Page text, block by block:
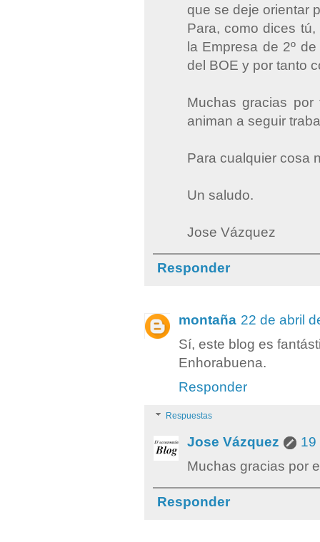
que se deje orientar
Para, como dices
la Empresa de 2º
del BOE y por tanto
Muchas gracias
animan a seguir
Para cualquier cosa
Un saludo.
Jose Vázquez
Responder
montaña 22 de abril
Sí, este blog es
Enhorabuena.
Responder
Respuestas
Jose Vázquez
19
Muchas gracias por
Responder